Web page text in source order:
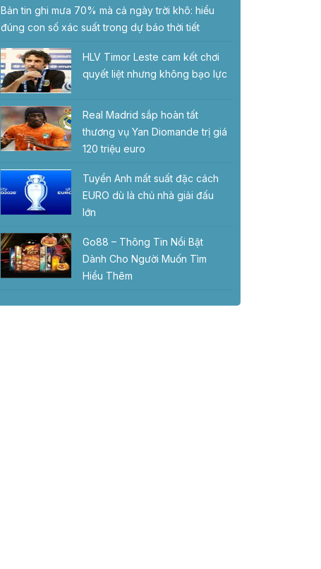
Bản tin ghi mưa 70% mà cả ngày trời khô: hiểu
đúng con số xác suất trong dự báo thời tiết
HLV Timor Leste cam kết chơi
quyết liệt nhưng không bạo lực
Real Madrid sắp hoàn tất
thương vụ Yan Diomande trị giá
120 triệu euro
Tuyển Anh mất suất đặc cách
EURO dù là chủ nhà giải đấu
lớn
Go88 – Thông Tin Nổi Bật
Dành Cho Người Muốn Tìm
Hiểu Thêm